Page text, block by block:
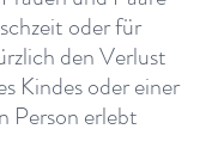
oder für
den Verlust
Kindes oder einer
Person erlebt